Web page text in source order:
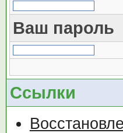
Ваш пароль
Ссылки